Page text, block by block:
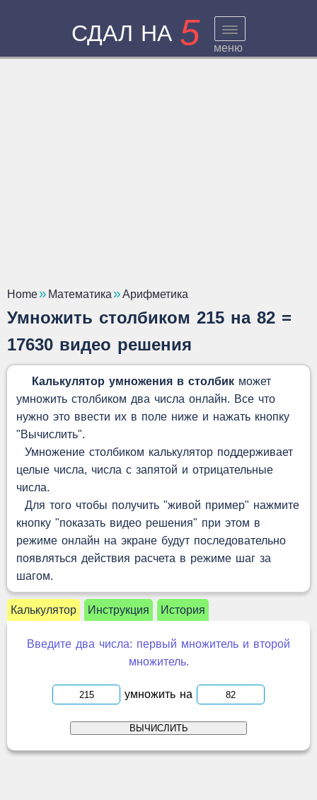
СДАЛ НА 5 меню
Home Математика Арифметика
Умножить столбиком 215 на 82 =
17630 видео решения
Калькулятор умножения в столбик может
умножить столбиком два числа онлайн. Все что
нужно это ввести их в поле ниже и нажать кнопку
"Вычислить".
Умножение столбиком калькулятор поддерживает
целые числа, числа с запятой и отрицательные
числа.
Для того чтобы получить "живой пример" нажмите
кнопку "показать видео решения" при этом в
режиме онлайн на экране будут последовательно
появляться действия расчета в режиме шаг за
шагом.
Калькулятор Инструкция История
Введите два числа: первый множитель и второй
множитель.
умножить на